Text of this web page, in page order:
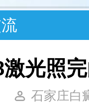
激光照
石家庄白